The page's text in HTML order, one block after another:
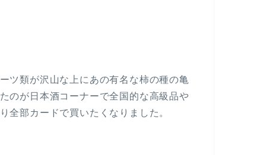
類が沢山な上にあの有名な柿の種の亀
のが日本酒コーナーで全国的な高級品や
全部カードで買いたくなりました。